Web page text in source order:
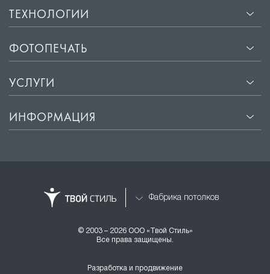
ТЕХНОЛОГИИ
ФОТОПЕЧАТЬ
УСЛУГИ
ИНФОРМАЦИЯ
Фабрика потолков
© 2003 – 2026 ООО «Твой Стиль»
Все права защищены.
Разработка и продвижение